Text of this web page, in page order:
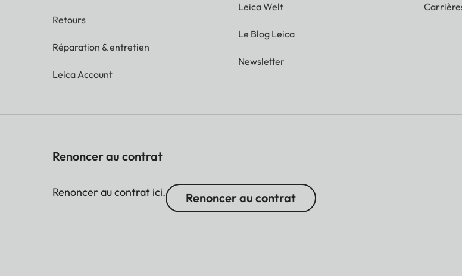
Retours
Réparation & entretien
Leica Account
Leica Welt
Le Blog Leica
Newsletter
Renoncer au contrat
Renoncer au contrat ici. Renoncer au contrat